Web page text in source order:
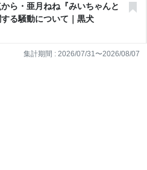
ら・亜月ねね『みいちゃんと
る騒動について｜黒犬
集計期間 : 2026/07/31 〜2026/08/07